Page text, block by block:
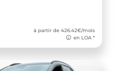
à partir de 426.42€/mois
en LOA *